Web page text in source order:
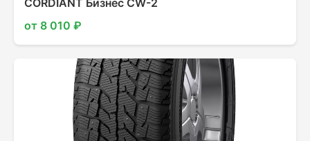
CORDIANT Бизнес CW-2
от 8 010 ₽